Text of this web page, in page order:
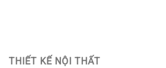
THIẾT KẾ NỘI THẤT